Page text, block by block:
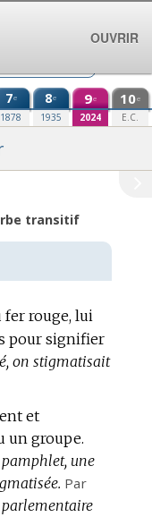
7e
1878
8e
1935
9e
2024
10e
E.C.
transitif
fer rouge, lui
pour signifier
on stigmatisait
et
un groupe.
une
Par
OUVRIR